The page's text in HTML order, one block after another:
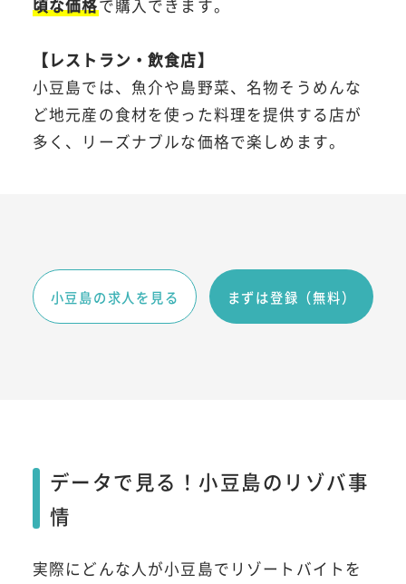
頃な価格で購入できます。
【レストラン・飲食店】
小豆島では、魚介や島野菜、名物そうめんな
ど地元産の食材を使った料理を提供する店が
多く、リーズナブルな価格で楽しめます。
小豆島の求人を見る まずは登録（無料）
データで見る！小豆島のリゾバ事
情
実際にどんな人が小豆島でリゾートバイトを